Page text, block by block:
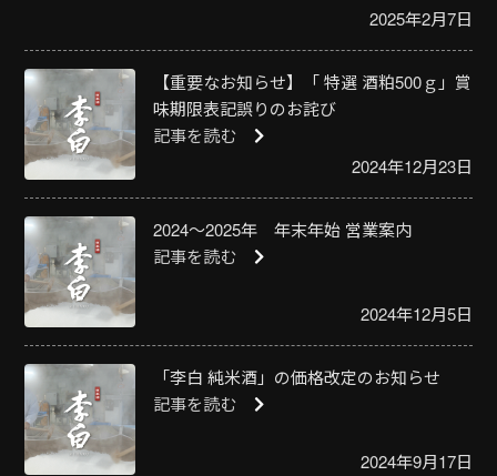
2025年2月7日
【重要なお知らせ】「 特選 酒粕500ｇ」賞
味期限表記誤りのお詫び
記事を読む
2024年12月23日
2024～2025年 年末年始 営業案内
記事を読む
2024年12月5日
「李白 純米酒」の価格改定のお知らせ
記事を読む
2024年9月17日